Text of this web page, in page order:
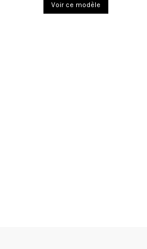
Voir ce modèle